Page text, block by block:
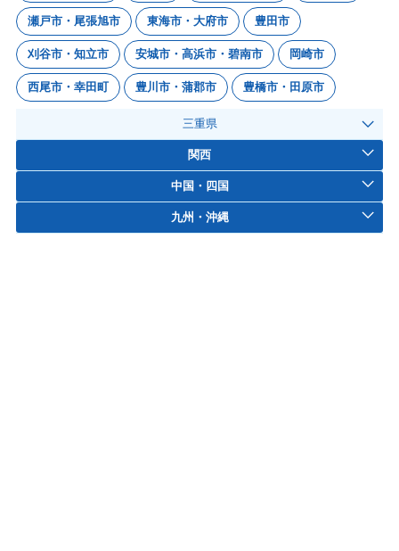
瀬戸市・尾張旭市 東海市・大府市 豊田市
刈谷市・知立市 安城市・高浜市・碧南市 岡崎市
西尾市・幸田町 豊川市・蒲郡市 豊橋市・田原市
三重県
関西
中国・四国
九州・沖縄